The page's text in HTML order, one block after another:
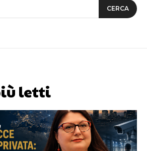
CERCA
letti